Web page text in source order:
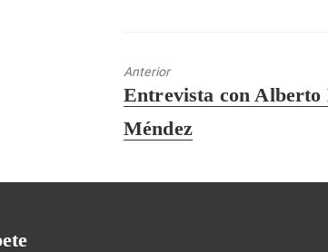
Anterior
Entrada
Entrevista con Alberto
Méndez